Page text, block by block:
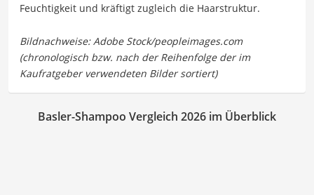
Feuchtigkeit und kräftigt zugleich die Haarstruktur.
Basler-Shampoo Vergleich 2026 im Überblick